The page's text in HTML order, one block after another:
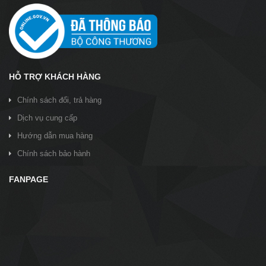
HỖ TRỢ KHÁCH HÀNG
Chính sách đổi, trả hàng
Dịch vụ cung cấp
Hướng dẫn mua hàng
Chính sách bảo hành
FANPAGE